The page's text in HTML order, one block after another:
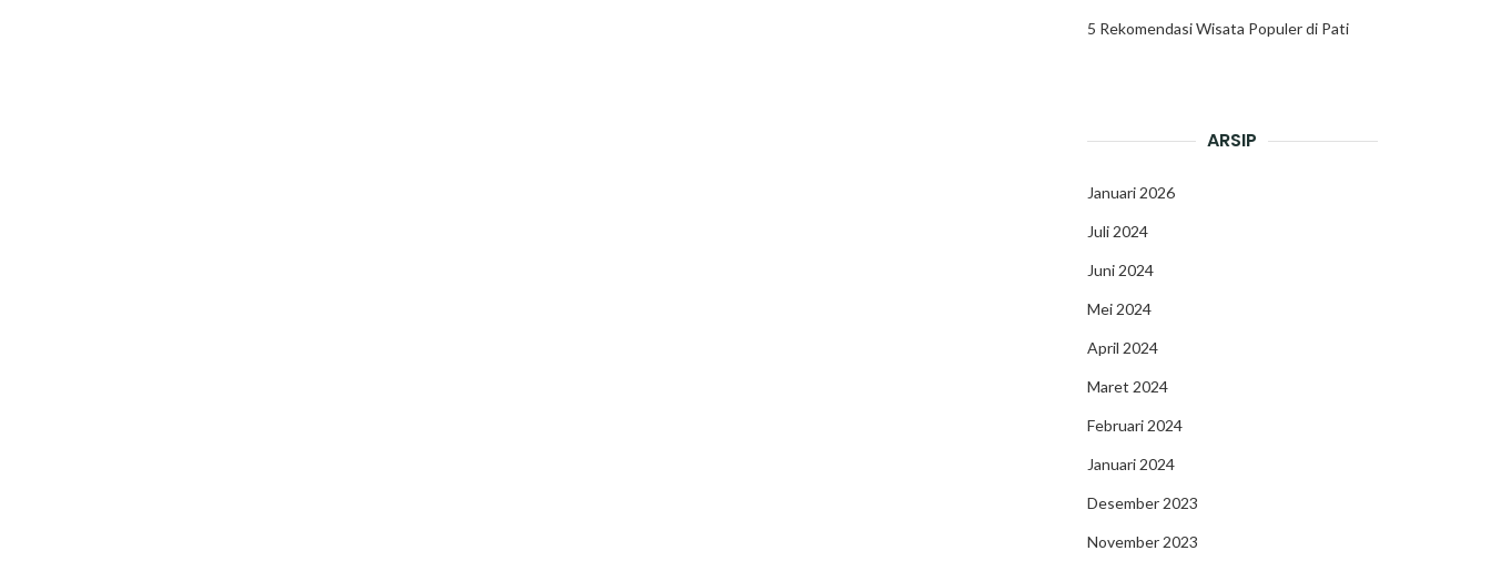
5 Rekomendasi Wisata Populer di Pati
ARSIP
Januari 2026
Juli 2024
Juni 2024
Mei 2024
April 2024
Maret 2024
Februari 2024
Januari 2024
Desember 2023
November 2023